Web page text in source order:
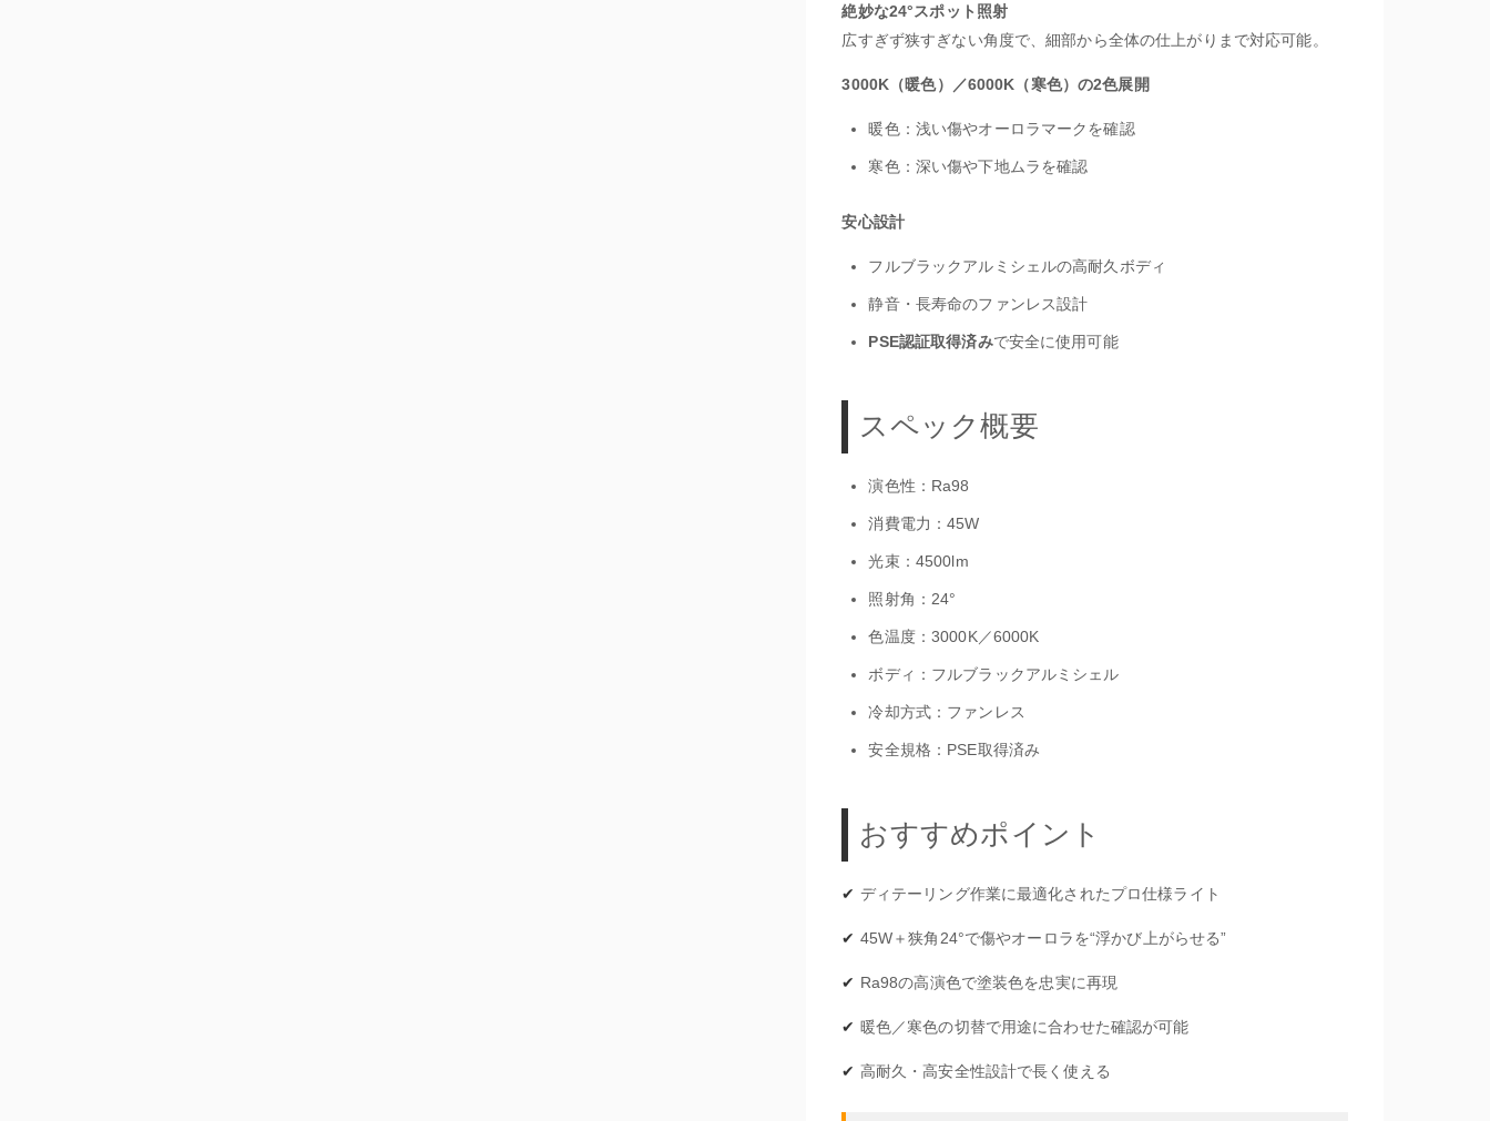
絶妙な24°スポット照射
広すぎず狭すぎない角度で、細部から全体の仕上がりまで対応可能。
3000K（暖色）／6000K（寒色）の2色展開
暖色：浅い傷やオーロラマークを確認
寒色：深い傷や下地ムラを確認
安心設計
フルブラックアルミシェルの高耐久ボディ
静音・長寿命のファンレス設計
PSE認証取得済みで安全に使用可能
スペック概要
演色性：Ra98
消費電力：45W
光束：4500lm
照射角：24°
色温度：3000K／6000K
ボディ：フルブラックアルミシェル
冷却方式：ファンレス
安全規格：PSE取得済み
おすすめポイント
ディテーリング作業に最適化されたプロ仕様ライト
45W＋狭角24°で傷やオーロラを“浮かび上がらせる”
Ra98の高演色で塗装色を忠実に再現
暖色／寒色の切替で用途に合わせた確認が可能
高耐久・高安全性設計で長く使える